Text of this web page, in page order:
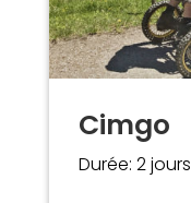
Cimgo
Durée: 2 jours